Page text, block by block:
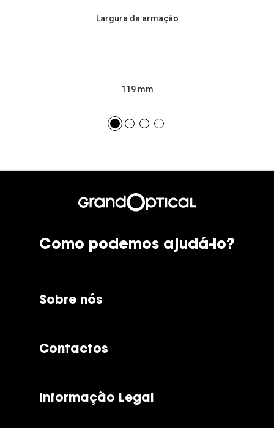
Largura da armação
119 mm
Como podemos ajudá-lo?
Sobre nós
Contactos
Informação Legal